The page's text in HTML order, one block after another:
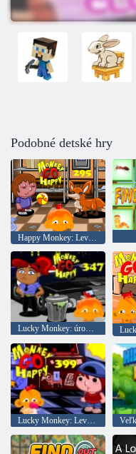
Podobné detské hry
Happy Monkey: Level 295
Lucky Monkey: úroveň 347
Lucky Monkey: Level 399